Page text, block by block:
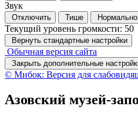
Звук
Отключить Тише Нормально
Текущий уровень громкости: 50
Вернуть стандартные настройки
Обычная версия сайта
Закрыть дополнительные
© Мибок: Версия для
Азовский музей-